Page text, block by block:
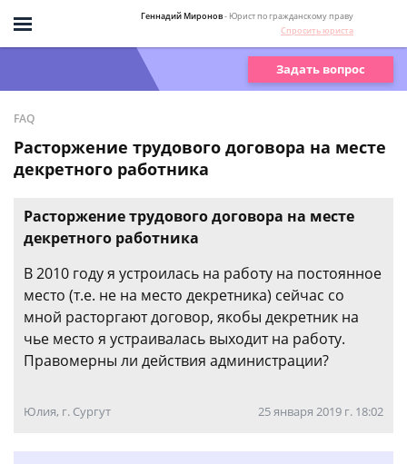
Геннадий Миронов- Юрист по гражданскому праву
Спросить юриста
Задать вопрос
FAQ
Расторжение трудового договора на месте
декретного работника
Расторжение трудового договора на месте
декретного работника
В 2010 году я устроилась на работу на постоянное
место (т.е. не на место декретника) сейчас со
мной расторгают договор, якобы декретник на
чье место я устраивалась выходит на работу.
Правомерны ли действия администрации?
Юлия, г. Сургут 25 января 2019 г. 18:02